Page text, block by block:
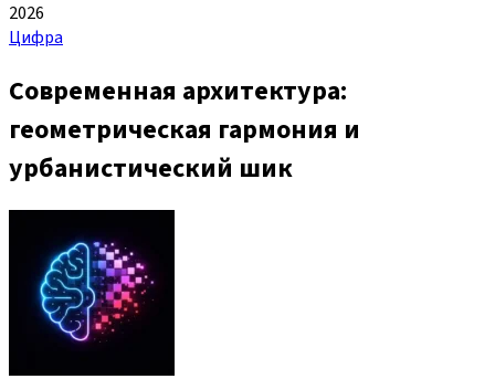
2026
Цифра
Современная архитектура:
геометрическая гармония и
урбанистический шик